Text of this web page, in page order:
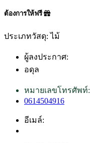
ต้องการให้ฟรี
ประเภทวัสดุ: ไม้
ผู้ลงประกาศ:
อดุล
หมายเลขโทรศัพท์:
0614504916
อีเมล์: